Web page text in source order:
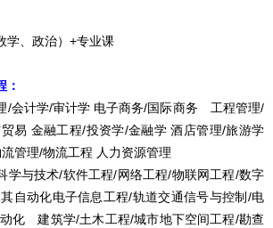
学、政治）+专业课
：
/会计学/审计学 电子商务/国际商务 工程管理/
易 金融工程/投资学/金融学 酒店管理/旅游学
管理/物流工程 人力资源管理
学与技术/软件工程/网络工程/物联网工程/数字
自动化电子信息工程/轨道交通信号与控制/电
化 建筑学/土木工程/城市地下空间工程/勘查